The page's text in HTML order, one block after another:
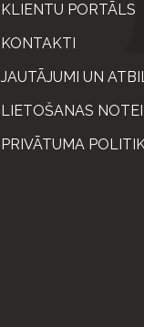
KLIENTU PORTĀLS
KONTAKTI
JAUTĀJUMI UN
LIETOŠANAS
PRIVĀTUMA